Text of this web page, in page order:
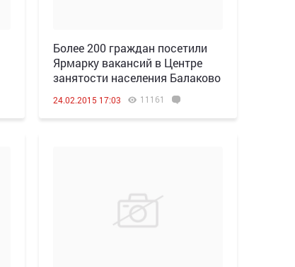
Более 200 граждан посетили
Ярмарку вакансий в Центре
занятости населения Балаково
24.02.2015 17:03 11161